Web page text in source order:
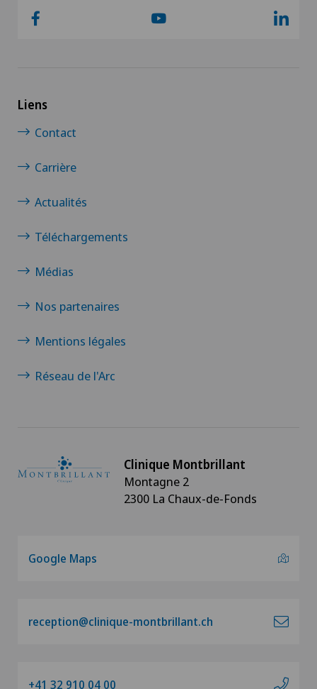
Liens
Contact
Carrière
Actualités
Téléchargements
Médias
Nos partenaires
Mentions légales
Réseau de l'Arc
Clinique Montbrillant
Montagne 2
2300 La Chaux-de-Fonds
Google Maps
reception@clinique-montbrillant.ch
+41 32 910 04 00